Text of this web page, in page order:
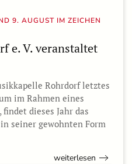
9. AUGUST IM ZEICHEN
e. V. veranstaltet
Rohrdorf letztes
im Rahmen eines
dieses Jahr das
seiner gewohnten Form
weiterlesen